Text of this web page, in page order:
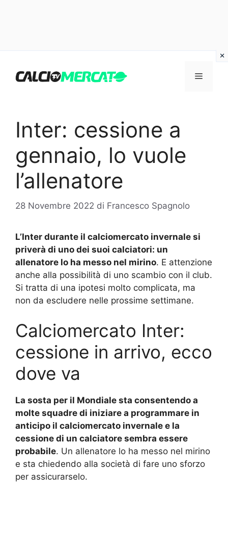
contenuto
Menu
Inter: cessione a
gennaio, lo vuole
l’allenatore
28 Novembre 2022 di Francesco Spagnolo
L’Inter durante il calciomercato invernale si
priverà di uno dei suoi calciatori: un
allenatore lo ha messo nel mirino. E attenzione
anche alla possibilità di uno scambio con il club.
Si tratta di una ipotesi molto complicata, ma
non da escludere nelle prossime settimane.
Calciomercato Inter:
cessione in arrivo, ecco
dove va
La sosta per il Mondiale sta consentendo a
molte squadre di iniziare a programmare in
anticipo il calciomercato invernale e la
cessione di un calciatore sembra essere
probabile. Un allenatore lo ha messo nel mirino
e sta chiedendo alla società di fare uno sforzo
per assicurarselo.